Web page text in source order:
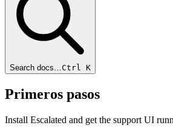
Search docs… Ctrl K
Primeros pasos
Install Escalated and get the support UI